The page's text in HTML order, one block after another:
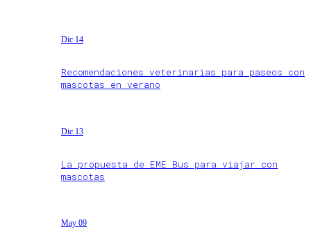
Dic 14
Recomendaciones veterinarias para paseos con
mascotas en verano
Dic 13
La propuesta de EME Bus para viajar con
mascotas
May 09